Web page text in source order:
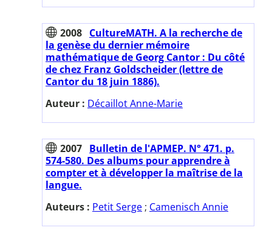
2008 CultureMATH. A la recherche de
la genèse du dernier mémoire
mathématique de Georg Cantor : Du côté
de chez Franz Goldscheider (lettre de
Cantor du 18 juin 1886).
Auteur : Décaillot Anne-Marie
2007 Bulletin de l'APMEP. N° 471. p.
574-580. Des albums pour apprendre à
compter et à développer la maîtrise de la
langue.
Auteurs : Petit Serge ; Camenisch Annie